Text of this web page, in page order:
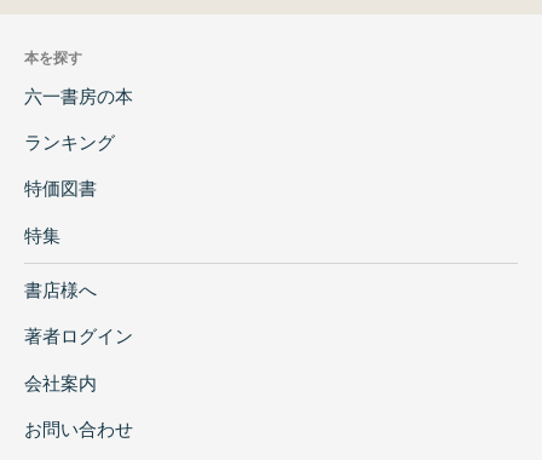
本を探す
六一書房の本
ランキング
特価図書
特集
書店様へ
著者ログイン
会社案内
お問い合わせ